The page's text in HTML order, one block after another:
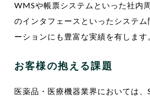
WMSや帳票システムといった社内
のインタフェースといったシステム
ーションにも豊富な実績を有します
お客様の抱える課題
医薬品・医療機器業界においては、